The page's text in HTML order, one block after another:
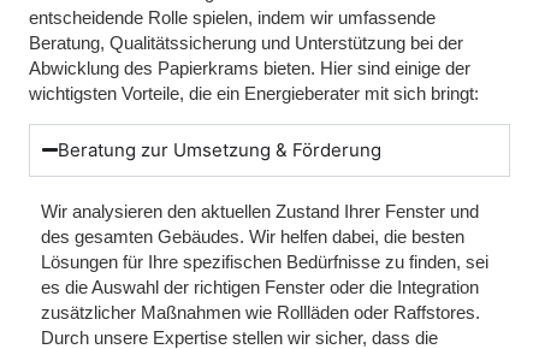
entscheidende Rolle spielen, indem wir umfassende
Beratung, Qualitätssicherung und Unterstützung bei der
Abwicklung des Papierkrams bieten. Hier sind einige der
wichtigsten Vorteile, die ein Energieberater mit sich bringt:
Beratung zur Umsetzung & Förderung
Wir analysieren den aktuellen Zustand Ihrer Fenster und
des gesamten Gebäudes. Wir helfen dabei, die besten
Lösungen für Ihre spezifischen Bedürfnisse zu finden, sei
es die Auswahl der richtigen Fenster oder die Integration
zusätzlicher Maßnahmen wie Rollläden oder Raffstores.
Durch unsere Expertise stellen wir sicher, dass die